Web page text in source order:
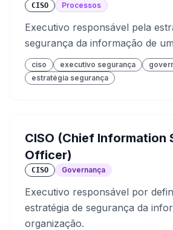
CISO Processos
Executivo responsável pela
segurança da informação de
ciso executivo segurança
estratégia segurança
CISO (Chief Information
Officer)
CISO Governança
Executivo responsável por
estratégia de segurança da
organização.